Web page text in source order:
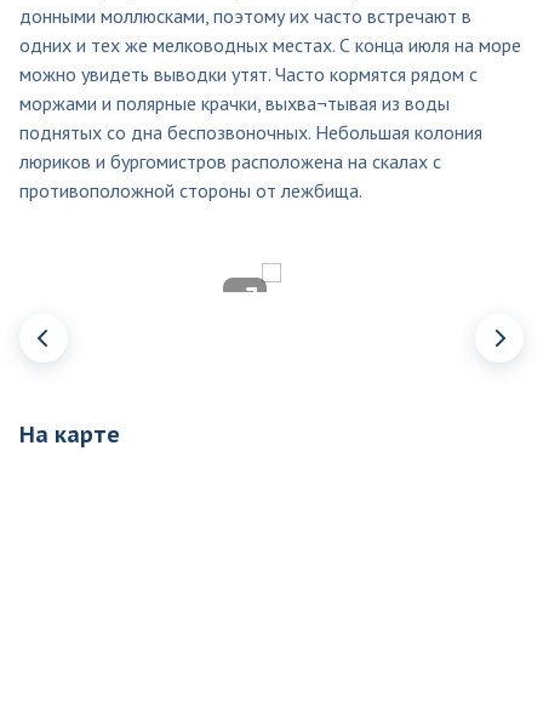
донными моллюсками, поэтому их часто встречают в
одних и тех же мелководных местах. С конца июля на море
можно увидеть выводки утят. Часто кормятся рядом с
моржами и полярные крачки, выхва¬тывая из воды
поднятых со дна беспозвоночных. Небольшая колония
люриков и бургомистров расположена на скалах с
противоположной стороны от лежбища.
На карте